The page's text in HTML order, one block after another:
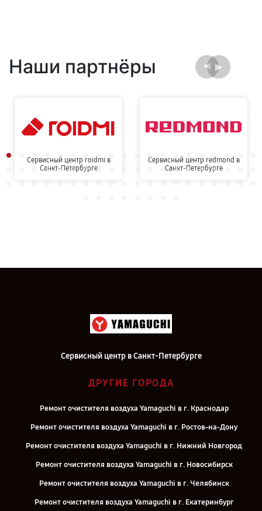
Наши партнёры
Сервисный центр roidmi в
Санкт-Петербурге
Сервисный центр redmond в
Санкт-Петербурге
Сервисный центр в Санкт-Петербурге
ДРУГИЕ ГОРОДА
Ремонт очистителя воздуха Yamaguchi в г. Краснодар
Ремонт очистителя воздуха Yamaguchi в г. Ростов-на-Дону
Ремонт очистителя воздуха Yamaguchi в г. Нижний Новгород
Ремонт очистителя воздуха Yamaguchi в г. Новосибирск
Ремонт очистителя воздуха Yamaguchi в г. Челябинск
Ремонт очистителя воздуха Yamaguchi в г. Екатеринбург